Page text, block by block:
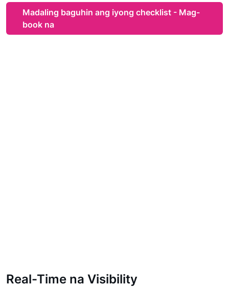
Madaling baguhin ang iyong checklist - Mag-
book na
Real-Time na Visibility